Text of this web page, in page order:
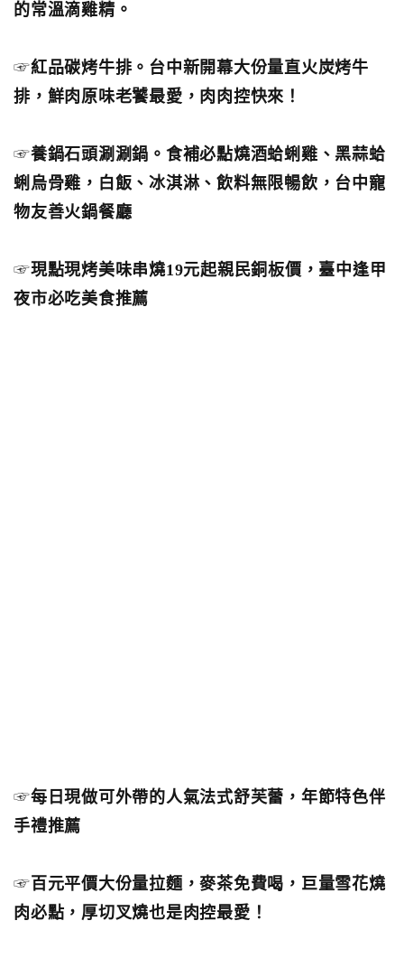
的常溫滴雞精。
☞紅品碳烤牛排。台中新開幕大份量直火炭烤牛
排，鮮肉原味老饕最愛，肉肉控快來！
☞養鍋石頭涮涮鍋。食補必點燒酒蛤蜊雞、黑蒜蛤
蜊烏骨雞，白飯、冰淇淋、飲料無限暢飲，台中寵
物友善火鍋餐廳
☞現點現烤美味串燒19元起親民銅板價，臺中逢甲
夜市必吃美食推薦
☞每日現做可外帶的人氣法式舒芙蕾，年節特色伴
手禮推薦
☞ 百元平價大份量拉麵，麥茶免費喝，巨量雪花燒
肉必點，厚切叉燒也是肉控最愛！